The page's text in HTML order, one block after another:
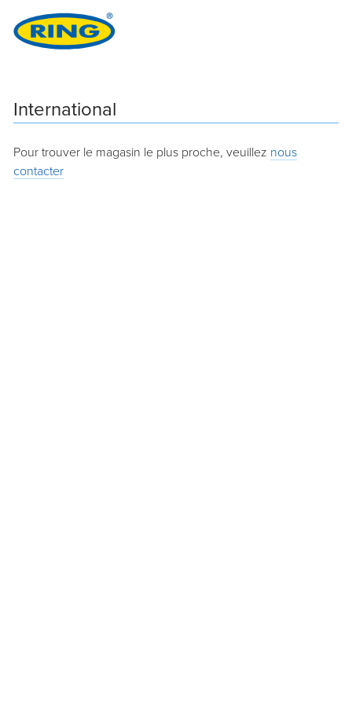
International
Pour trouver le magasin le plus proche, veuillez nous
contacter